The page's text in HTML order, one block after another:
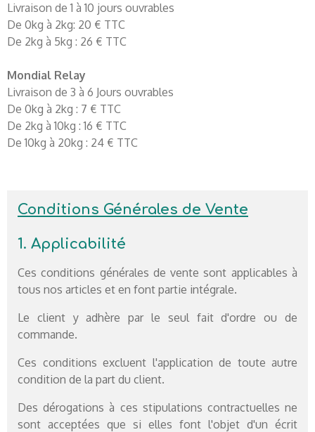
Livraison de 1 à 10 jours ouvrables
De 0kg à 2kg: 20 € TTC
De 2kg à 5kg : 26 € TTC
Mondial Relay
Livraison de 3 à 6 Jours ouvrables
De 0kg à 2kg : 7 € TTC
De 2kg à 10kg : 16 € TTC
De 10kg à 20kg : 24 € TTC
Conditions Générales de Vente
1. Applicabilité
Ces conditions générales de vente sont applicables à
tous nos articles et en font partie intégrale.
Le client y adhère par le seul fait d'ordre ou de
commande.
Ces conditions excluent l'application de toute autre
condition de la part du client.
Des dérogations à ces stipulations contractuelles ne
sont acceptées que si elles font l'objet d'un écrit